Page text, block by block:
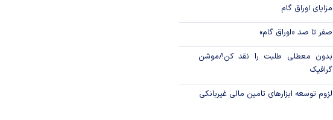
مزایای اوراق گام
صفر تا صد «اوراق گام»
بدون معطلی طلبت را نقد کن!/موشن
گرافیک
لزوم توسعه ابزارهای تامین مالی غیربانکی